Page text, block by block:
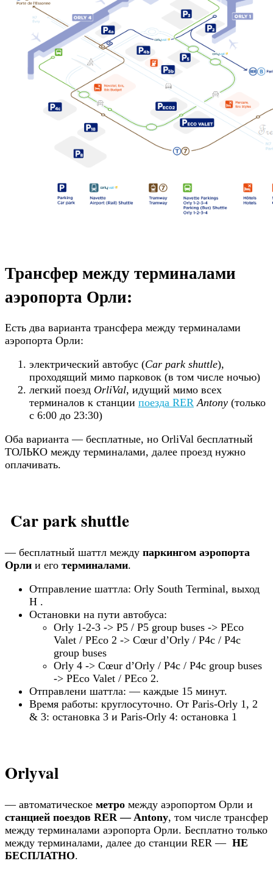
Трансфер между терминалами
аэропорта Орли:
Есть два варианта трансфера между терминалами
аэропорта Орли:
электрический автобус (Car park shuttle),
проходящий мимо парковок (в том числе ночью)
легкий поезд OrliVal, идущий мимо всех
терминалов к станции поезда RER Antony (только
с 6:00 до 23:30)
Оба варианта — бесплатные, но OrliVal бесплатный
ТОЛЬКО между терминалами, далее проезд нужно
оплачивать.
Car park shuttle
— бесплатный шаттл между паркингом аэропорта
Орли и его терминалами.
Отправление шаттла: Orly South Terminal, выход
H .
Остановки на пути автобуса:
Orly 1-2-3 -> P5 / P5 group buses -> PEco
Valet / PEco 2 -> Cœur d’Orly / P4c / P4c
group buses
Orly 4 -> Cœur d’Orly / P4c / P4c group buses
-> PEco Valet / PEco 2.
Отправлени шаттла: — каждые 15 минут.
Время работы: круглосуточно. От Paris-Orly 1, 2
& 3: остановка 3 и Paris-Orly 4: остановка 1
Orlyval
— автоматическое метро между аэропортом Орли и
станцией поездов RER — Antony, том числе трансфер
между терминалами аэропорта Орли. Бесплатно только
между терминалами, далее до станции RER — НЕ
БЕСПЛАТНО.